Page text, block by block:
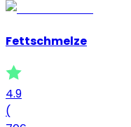
Fettschmelze
4.9
(